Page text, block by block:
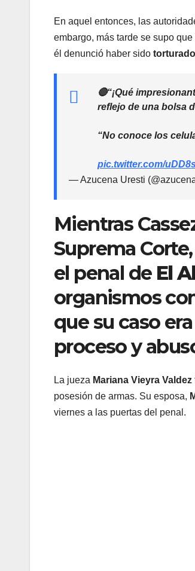
En aquel entonces, las
embargo, más tarde se supo
él denunció haber sido torturado
🔴“¡Qué
reflejo de una bolsa
“No conoce los
pic.twitter.com/
— Azucena Uresti
Mientras
Suprema
el penal de El
organismos
que su caso
proceso y
La jueza Mariana Vieyra Valdez
posesión de armas. Su esposa,
viernes a las puertas del penal.